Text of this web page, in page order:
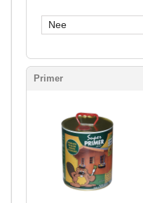
Nee
Primer